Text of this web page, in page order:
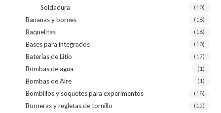
Soldadura (10)
Bananas y bornes (18)
Baquelitas (16)
Bases para integrados (10)
Baterías de Litio (17)
Bombas de agua (1)
Bombas de Aire (1)
Bombillos y soquetes para experimentos (18)
Borneras y regletas de tornillo (15)